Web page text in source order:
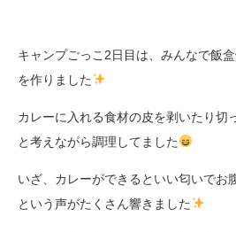
キャンプごっこ2日目は、みんなで飯
を作りました
カレーに入れる食材の皮を剥いたり切
と考えながら調理してました
いざ、カレーができるといい匂いでお
という声がたくさん響きました